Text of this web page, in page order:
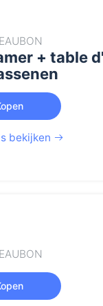
+ table
bekijken